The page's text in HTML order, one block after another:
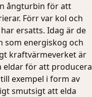
ångturbin för att
Förr var kol och
ersatts. Idag är de
som energiskog och
kraftvärmeverket är
eldar för att producera
exempel i form av
smutsigt att elda